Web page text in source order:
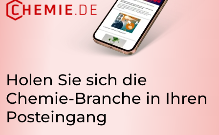
Holen Sie sich die
Chemie-Branche in Ihren
Posteingang